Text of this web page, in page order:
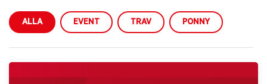
ALLA EVENT TRAV PONNY